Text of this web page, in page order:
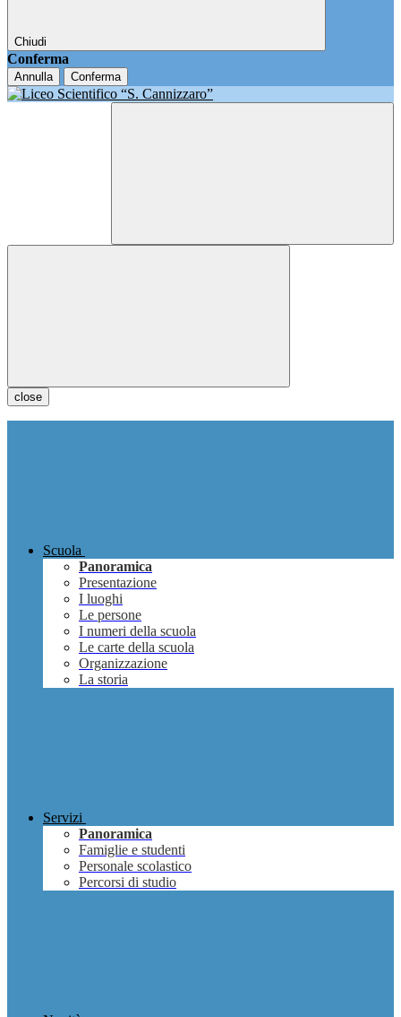
Chiudi
Conferma
Annulla Conferma
close
Scuola
Panoramica
Presentazione
I luoghi
Le persone
I numeri della scuola
Le carte della scuola
Organizzazione
La storia
Servizi
Panoramica
Famiglie e studenti
Personale scolastico
Percorsi di studio